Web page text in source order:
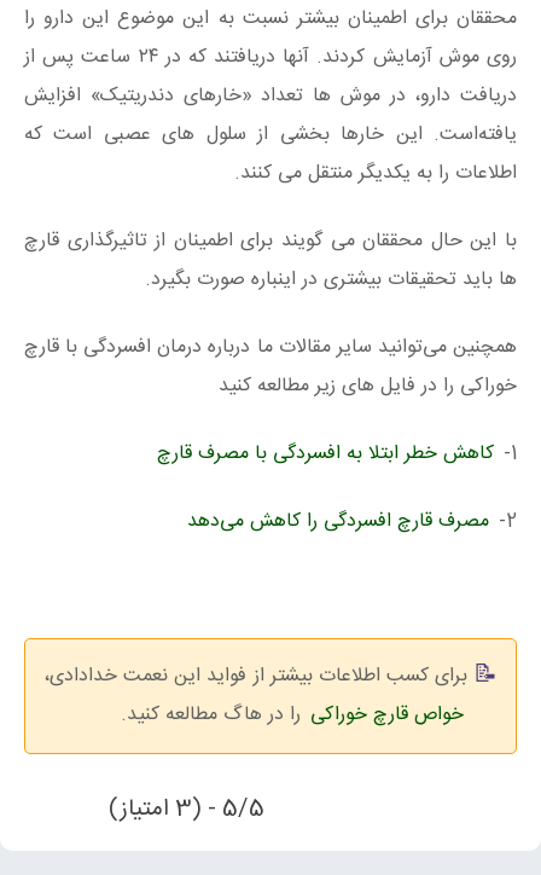
محققان برای اطمینان بیشتر نسبت به این موضوع این دارو را
روی موش آزمایش کردند. آنها دریافتند که در ۲۴ ساعت پس از
دریافت دارو، در موش ها تعداد «خارهای دندریتیک» افزایش
یافته‌است. این خار‌ها بخشی از سلول های عصبی است که
اطلاعات را به یکدیگر منتقل می کنند.
با این حال محققان می گویند برای اطمینان از تاثیرگذاری قارچ
ها باید تحقیقات بیشتری در اینباره صورت بگیرد.
همچنین می‌توانید سایر مقالات ما درباره درمان افسردگی با قارچ
خوراکی را در فایل های زیر مطالعه کنید
1- کاهش خطر ابتلا به افسردگی با مصرف قارچ
2- مصرف قارچ افسردگی را کاهش می‌دهد
برای کسب اطلاعات بیشتر از فواید این نعمت خدادادی،
خواص قارچ خوراکی را در هاگ مطالعه کنید.
5/5 - (3 امتیاز)